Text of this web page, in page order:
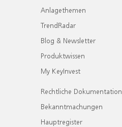
Anlagethemen
TrendRadar
Blog & Newsletter
Produktwissen
My KeyInvest
Rechtliche Dokumentation
Bekanntmachungen
Hauptregister